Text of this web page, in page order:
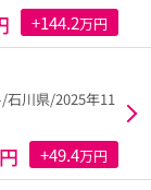
+144.2万円
石川県/2025年11
+49.4万円